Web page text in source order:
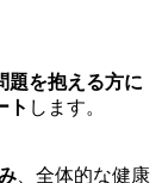
題を抱える方に
ト します。
、全体的な健康